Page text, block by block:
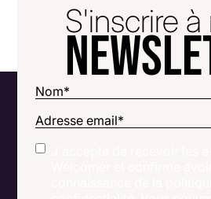
S'inscrire à
Nom*
Adresse email*